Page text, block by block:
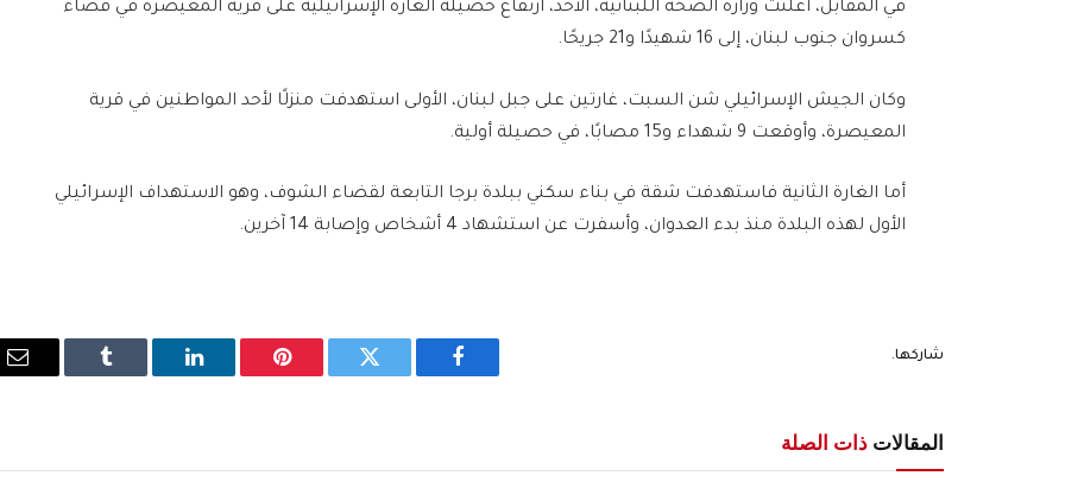
في المقابل، أعلنت وزارة الصحة اللبنانية، الأحد، ارتفاع حصيلة الغارة الإسرائيلية على قرية المعيصرة في قضاء
كسروان جنوب لبنان، إلى 16 شهيدًا و21 جريحًا.
وكان الجيش الإسرائيلي شن السبت، غارتين على جبل لبنان، الأولى استهدفت منزلًا لأحد المواطنين في قرية
المعيصرة، وأوقعت 9 شهداء و15 مصابًا، في حصيلة أولية.
أما الغارة الثانية فاستهدفت شقة في بناء سكني ببلدة برجا التابعة لقضاء الشوف، وهو الاستهداف الإسرائيلي
الأول لهذه البلدة منذ بدء العدوان، وأسفرت عن استشهاد 4 أشخاص وإصابة 14 آخرين.
شاركها.
فيسبوك تويتر بينتيريستلينكدإن Tumblr
المقالات ذات الصلة